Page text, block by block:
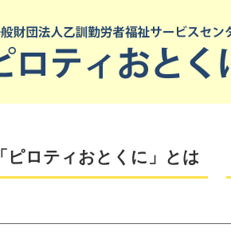
「ピロティおとくに」とは